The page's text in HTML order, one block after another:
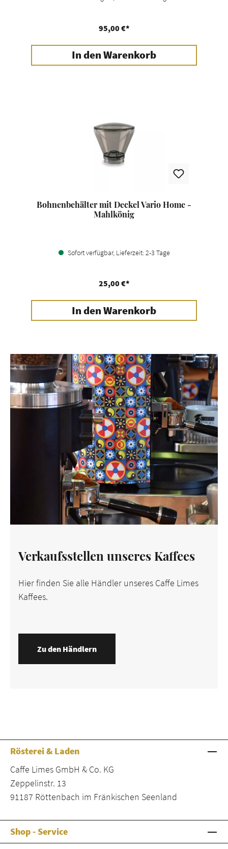
95,00 €*
In den Warenkorb
Bohnenbehälter mit Deckel Vario Home -
Mahlkönig
Sofort verfügbar, Lieferzeit: 2-3 Tage
25,00 €*
In den Warenkorb
Verkaufsstellen unseres Kaffees
Hier finden Sie alle Händler unseres Caffe Limes
Kaffees.
Zu den Händlern
Rösterei & Laden
Caffe Limes GmbH & Co. KG
Zeppelinstr. 13
91187 Röttenbach im Fränkischen Seenland
Shop - Service